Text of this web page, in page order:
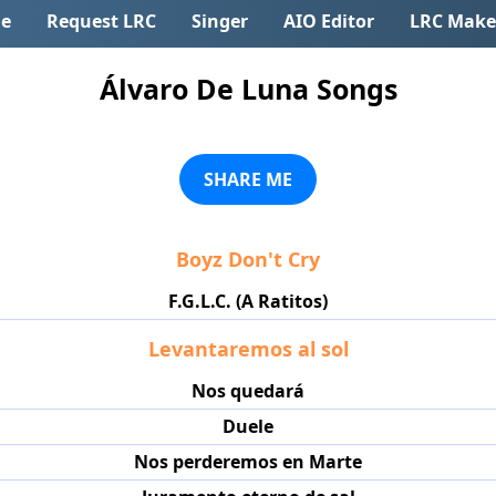
Request LRC Singer AIO Editor LRC
Álvaro De Luna Songs
SHARE ME
Boyz Don't Cry
F.G.L.C. (A Ratitos)
Levantaremos al sol
Nos quedará
Duele
Nos perderemos en Marte